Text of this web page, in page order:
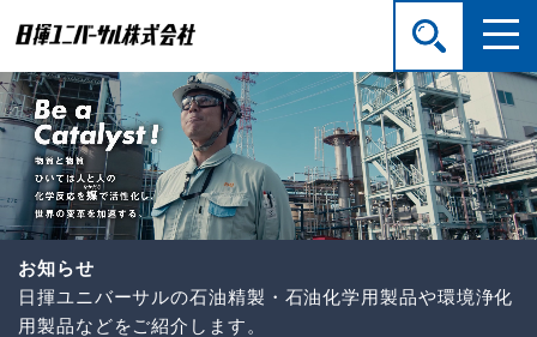
お知らせ
日揮ユニバーサルの石油精製・石油化学用製品や環境浄化
用製品などをご紹介します。